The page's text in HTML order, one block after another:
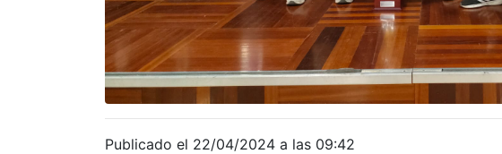
Publicado el 22/04/2024 a las 09:42